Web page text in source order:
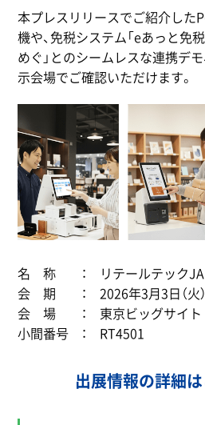
本プレスリリースでご紹介した
機や、免税システム「eあっと免税
めぐ」とのシームレスな連携デ
示会場でご確認いただけます。
名 称 ： リテールテック
会 期 ： 2026年3月3日（火）
会 場 ： 東京ビッグサイト
小間番号 ： RT4501
出展情報の詳細